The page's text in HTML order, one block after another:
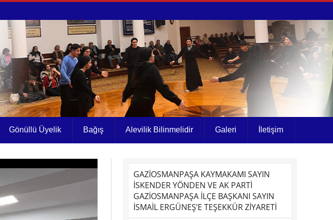
Gönüllü Üyelik Bağış Alevilik Bilinmelidir Galeri İletişim
GAZİOSMANPAŞA KAYMAKAMI SAYIN
İSKENDER YÖNDEN VE AK PARTİ
GAZİOSMANPAŞA İLÇE BAŞKANI SAYIN
İSMAİL ERGÜNEŞ’E TEŞEKKÜR ZİYARETİ